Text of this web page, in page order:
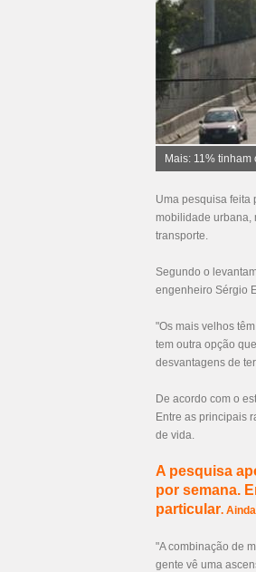
Mais: 11%
Uma pesquisa feita
mobilidade urbana,
transporte.
Segundo o
engenheiro Sérgio
"Os mais velhos
tem outra opção
desvantagens de
De acordo com o
Entre as principais
de vida.
A pesquisa
por semana.
particular.
"A combinação de
gente vê uma